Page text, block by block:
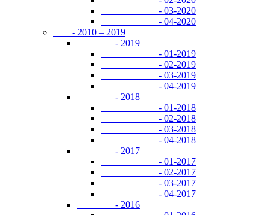
- 03-2020
- 04-2020
- 2010 – 2019
- 2019
- 01-2019
- 02-2019
- 03-2019
- 04-2019
- 2018
- 01-2018
- 02-2018
- 03-2018
- 04-2018
- 2017
- 01-2017
- 02-2017
- 03-2017
- 04-2017
- 2016